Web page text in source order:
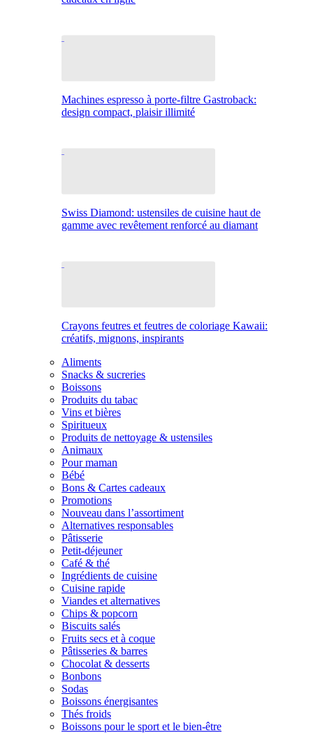
Machines espresso à porte-filtre Gastroback:
design compact, plaisir illimité
Swiss Diamond: ustensiles de cuisine haut de
gamme avec revêtement renforcé au diamant
Crayons feutres et feutres de coloriage Kawaii:
créatifs, mignons, inspirants
Aliments
Snacks & sucreries
Boissons
Produits du tabac
Vins et bières
Spiritueux
Produits de nettoyage & ustensiles
Animaux
Pour maman
Bébé
Bons & Cartes cadeaux
Promotions
Nouveau dans l’assortiment
Alternatives responsables
Pâtisserie
Petit-déjeuner
Café & thé
Ingrédients de cuisine
Cuisine rapide
Viandes et alternatives
Chips & popcorn
Biscuits salés
Fruits secs et à coque
Pâtisseries & barres
Chocolat & desserts
Bonbons
Sodas
Boissons énergisantes
Thés froids
Boissons pour le sport et le bien-être